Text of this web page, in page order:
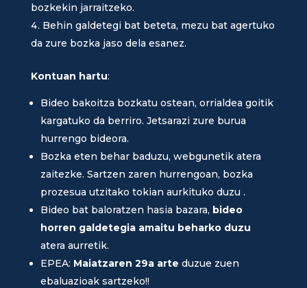
bozkekin jarraitzeko.
Behin galdetegi bat beteta, mezu bat agertuko
da zure bozka jaso dela esanez.
Kontuan hartu:
Bideo bakoitza bozkatu ostean, orrialdea goitik
kargatuko da berriro. Jetsarazi zure burua
hurrengo bideora.
Bozka eten behar baduzu, webgunetik atera
zaitezke. Sartzen zaren hurrengoan, bozka
prozesua utzitako tokian aurkituko duzu .
Bideo bat baloratzen hasia bazara, bideo
horren galdetegia amaitu beharko duzu
atera aurretik.
EPEA: Maiatzaren 29a arte duzue zuen
ebaluazioak sartzeko!!